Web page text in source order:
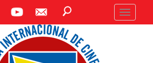
Toggle
navigation